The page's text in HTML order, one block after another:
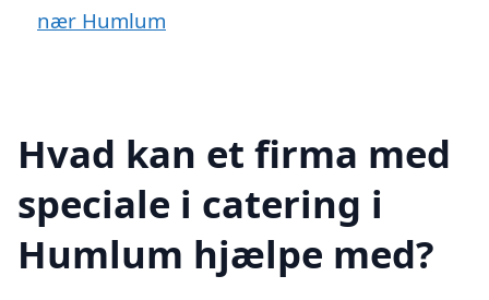
nær Humlum
Hvad kan et firma med
speciale i catering i
Humlum hjælpe med?